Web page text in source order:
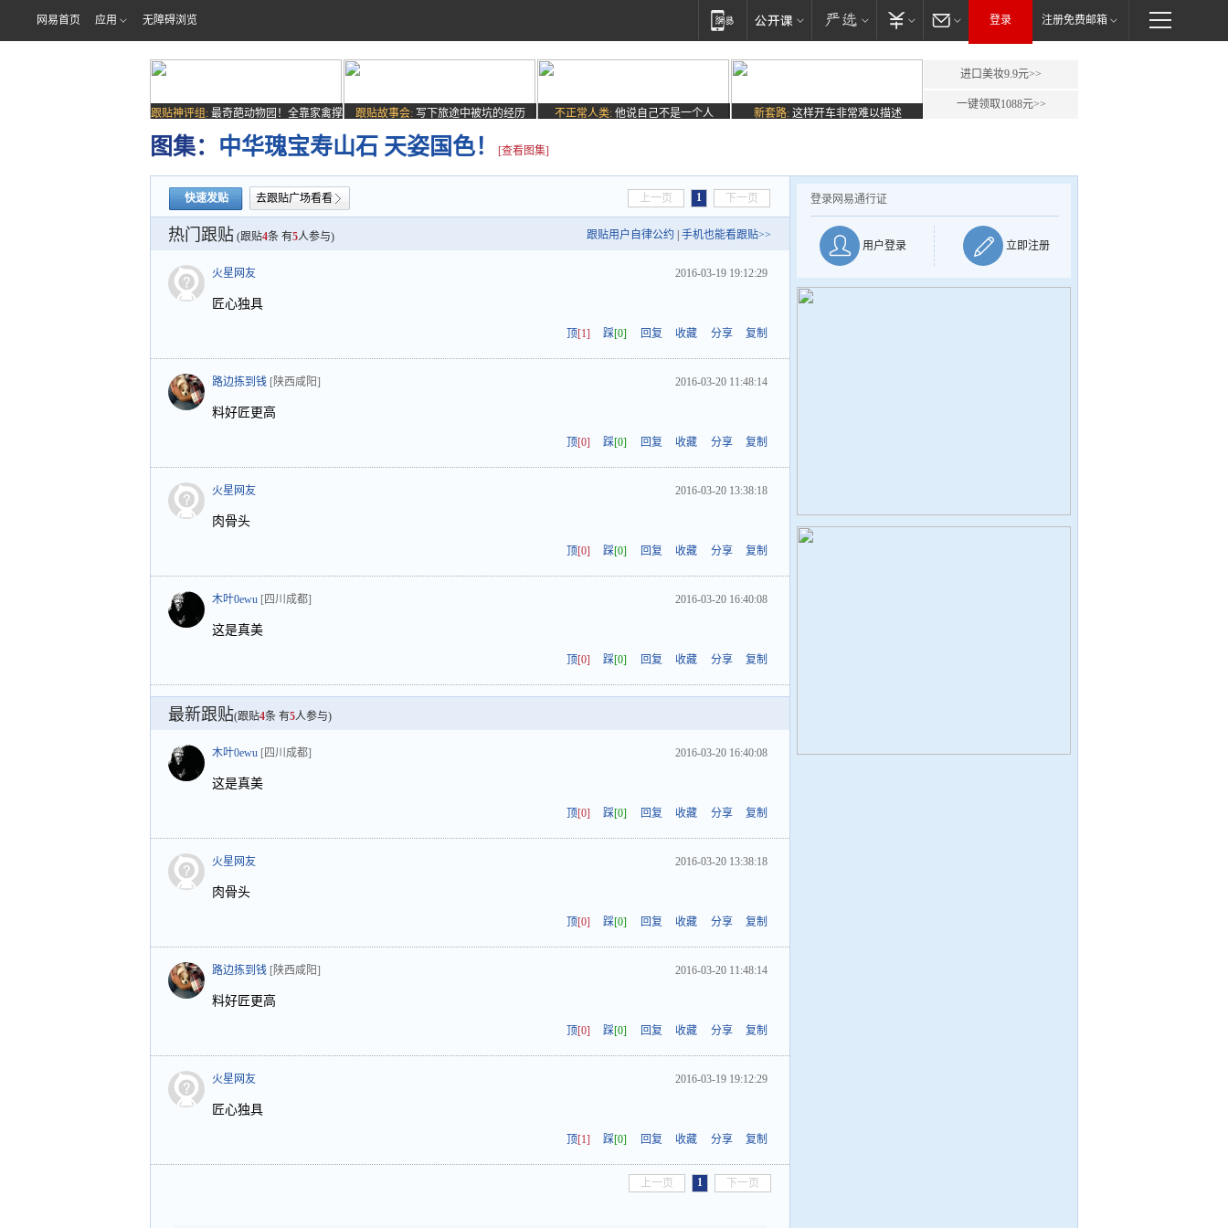
网易首页 应用 无障碍浏览 登录 注册免费邮箱
跟贴神评组: 最奇葩动物园！全靠家禽撑
场子
跟贴故事会: 写下旅途中被坑的经历 不正常人类: 他说自己不是一个人 新套路: 这样开车非常难以描述
进口美妆9.9元>>
一键领取1088元>>
图集： 中华瑰宝寿山石 天姿国色！ [查看图集]
快速发贴 去跟贴广场看看 上一页 1 下一页
热门跟贴 (跟贴4条 有5人参与) 跟贴用户自律公约 手机也能看跟贴>>
火星网友 2016-03-19 19:12:29
匠心独具
顶[1] 踩[0] 回复 收藏 分享 复制
路边拣到钱 [陕西咸阳] 2016-03-20 11:48:14
料好匠更高
顶[0] 踩[0] 回复 收藏 分享 复制
火星网友 2016-03-20 13:38:18
肉骨头
顶[0] 踩[0] 回复 收藏 分享 复制
木叶0ewu [四川成都] 2016-03-20 16:40:08
这是真美
顶[0] 踩[0] 回复 收藏 分享 复制
最新跟贴(跟贴4条 有5人参与)
木叶0ewu [四川成都] 2016-03-20 16:40:08
这是真美
顶[0] 踩[0] 回复 收藏 分享 复制
火星网友 2016-03-20 13:38:18
肉骨头
顶[0] 踩[0] 回复 收藏 分享 复制
路边拣到钱 [陕西咸阳] 2016-03-20 11:48:14
料好匠更高
顶[0] 踩[0] 回复 收藏 分享 复制
火星网友 2016-03-19 19:12:29
匠心独具
顶[1] 踩[0] 回复 收藏 分享 复制
上一页 1 下一页
登录网易通行证
用户登录 立即注册